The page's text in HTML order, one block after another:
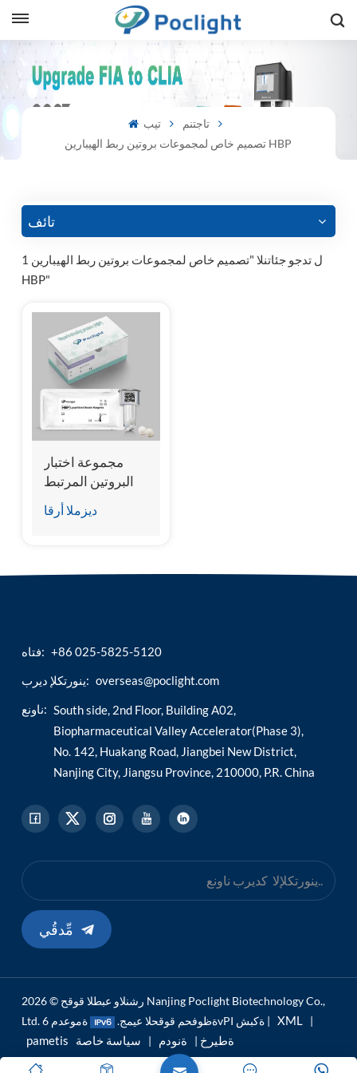
تيب
تاجتنم
تصميم خاص لمجموعات بروتين ربط الهيبارين HBP
تائف
1 ل تدجو جئاتنلا "تصميم خاص لمجموعات بروتين ربط الهيبارين
HBP"
مجموعة اختبار
البروتين المرتبط
بالهيبارين (HBP)
(المقايسة المناعية
ديزملا أرقا
فتاه: +86 025-5825-5120
ينورتكلإ ديرب: overseas@poclight.com
ناونع: South side, 2nd Floor, Building A02,
Biopharmaceutical Valley Accelerator(Phase 3),
No. 142, Huakang Road, Jiangbei New District,
Nanjing City, Jiangsu Province, 210000, P.R. China
مِّدقُي
رشنلاو عبطلا قوقح © 2026 Nanjing Poclight Biotechnology Co.,
Ltd. ةظوفحم قوقحلا عيمج.
ةموعدم 6vPI ةكبش | XML |
pametis ةطيرخ | ةنودم | سياسة خاصة